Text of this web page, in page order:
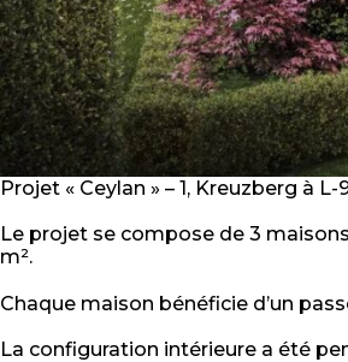
Projet « Ceylan » – 1, Kreuzberg à L-
Le projet se compose de 3
m².
Chaque maison bénéficie d’un
La configuration intérieure a été